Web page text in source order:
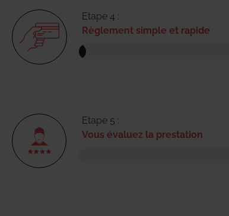
Etape 4 :
Règlement simple et rapide
Etape 5 :
Vous évaluez la prestation